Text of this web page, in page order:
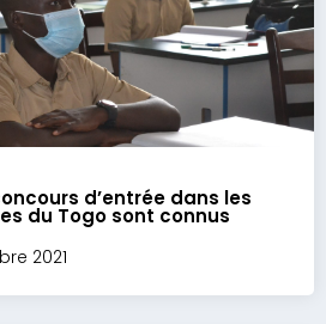
d’entrée dans les
du Togo sont connus
2021